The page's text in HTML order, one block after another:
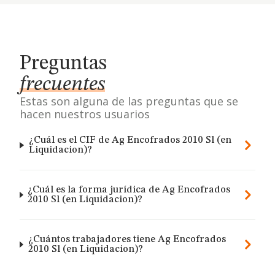
Preguntas
frecuentes
Estas son alguna de las preguntas que se
hacen nuestros usuarios
¿Cuál es el CIF de Ag Encofrados 2010 Sl (en
Liquidacion)?
¿Cuál es la forma jurídica de Ag Encofrados
2010 Sl (en Liquidacion)?
¿Cuántos trabajadores tiene Ag Encofrados
2010 Sl (en Liquidacion)?